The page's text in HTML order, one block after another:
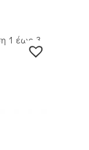
1 έως 3